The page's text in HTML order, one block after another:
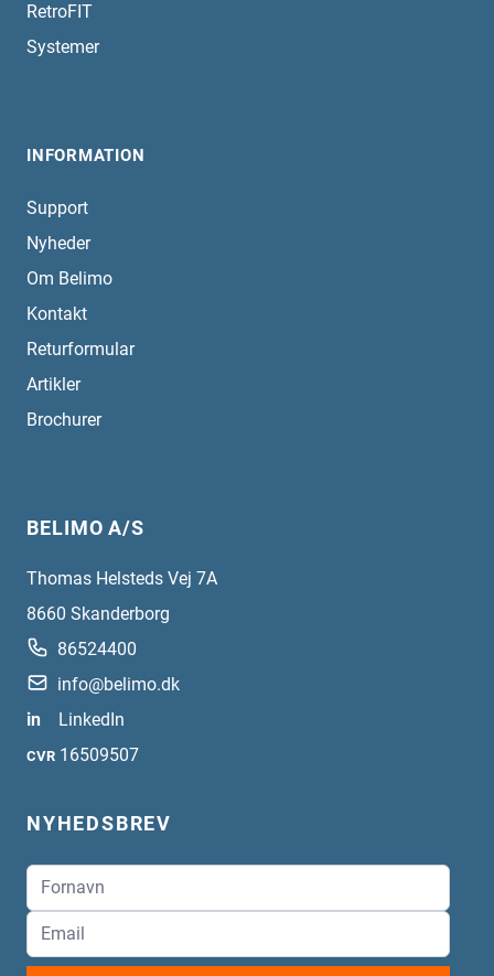
RetroFIT
Systemer
INFORMATION
Support
Nyheder
Om Belimo
Kontakt
Returformular
Artikler
Brochurer
BELIMO A/S
Thomas Helsteds Vej 7A
8660 Skanderborg
86524400
info@belimo.dk
in
LinkedIn
CVR 16509507
NYHEDSBREV